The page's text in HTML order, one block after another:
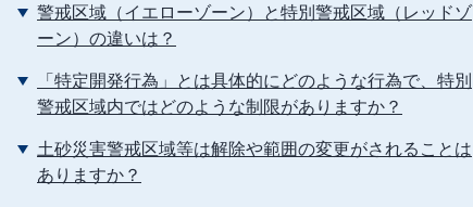
警戒区域（イエローゾーン）と特別警戒区域（レッドゾ
ーン）の違いは？
「特定開発行為」とは具体的にどのような行為で、特別
警戒区域内ではどのような制限がありますか？
土砂災害警戒区域等は解除や範囲の変更がされることは
ありますか？